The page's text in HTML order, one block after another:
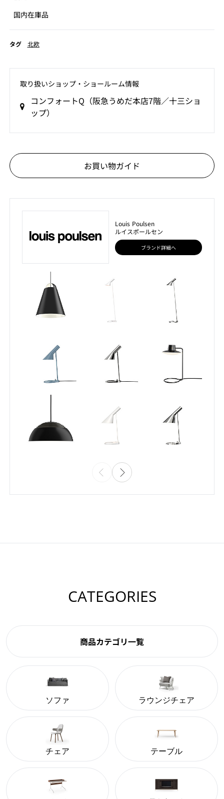
国内在庫品
タグ 北欧
取り扱いショップ‧ショールーム情報
コンフォートQ（阪急うめだ本店7階／十三ショ
ップ）
お買い物ガイド
Louis Poulsen
ルイスポールセン
ブランド詳細へ
CATEGORIES
商品カテゴリ一覧
ソファ ラウンジチェア
チェア テーブル